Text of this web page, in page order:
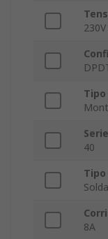
Serie
40
8A